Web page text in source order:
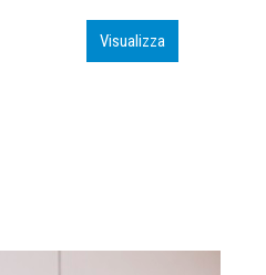
Visualizza